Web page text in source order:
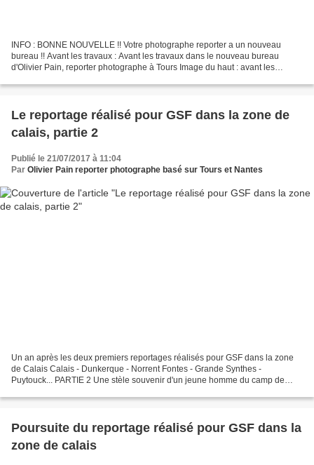
INFO : BONNE NOUVELLE !! Votre photographe reporter a un nouveau
bureau !! Avant les travaux : Avant les travaux dans le nouveau bureau
d'Olivier Pain, reporter photographe à Tours Image du haut : avant les
Le reportage réalisé pour GSF dans la zone de
calais, partie 2
Publié le 21/07/2017 à 11:04
Par Olivier Pain reporter photographe basé sur Tours et Nantes
Un an après les deux premiers reportages réalisés pour GSF dans la zone
de Calais Calais - Dunkerque - Norrent Fontes - Grande Synthes -
Puytouck... PARTIE 2 Une stèle souvenir d'un jeune homme du camp de
Poursuite du reportage réalisé pour GSF dans la
zone de calais